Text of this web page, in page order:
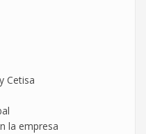
Cetisa
la empresa